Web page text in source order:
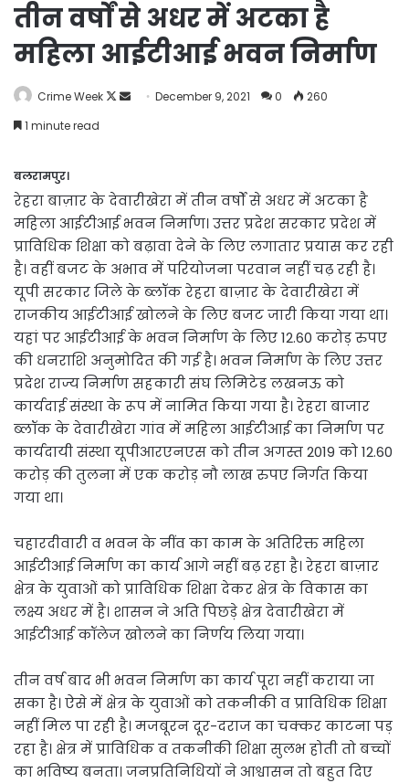
तीन वर्षों से अधर में अटका है
महिला आईटीआई भवन निर्माण
Crime Week
Follow
SendDecember 9, 2021 0
260
1 minute read
बलरामपुर।
रेहरा बाज़ार के देवारीखेरा में तीन वर्षों से अधर में अटका है
महिला आईटीआई भवन निर्माण। उत्तर प्रदेश सरकार प्रदेश में
प्राविधिक शिक्षा को बढ़ावा देने के लिए लगातार प्रयास कर रही
है। वहीं बजट के अभाव में परियोजना परवान नहीं चढ़ रही है।
यूपी सरकार जिले के ब्लॉक रेहरा बाज़ार के देवारीखेरा में
राजकीय आईटीआई खोलने के लिए बजट जारी किया गया था।
यहां पर आईटीआई के भवन निर्माण के लिए 12.60 करोड़ रुपए
की धनराशि अनुमोदित की गई है। भवन निर्माण के लिए उत्तर
प्रदेश राज्य निर्माण सहकारी संघ लिमिटेड लखनऊ को
कार्यदाई संस्था के रूप में नामित किया गया है। रेहरा बाजार
ब्लॉक के देवारीखेरा गांव में महिला आईटीआई का निर्माण पर
कार्यदायी संस्था यूपीआरएनएस को तीन अगस्त 2019 को 12.60
करोड़ की तुलना में एक करोड़ नौ लाख रुपए निर्गत किया
गया था।
चहारदीवारी व भवन के नींव का काम के अतिरिक्त महिला
आईटीआई निर्माण का कार्य आगे नहीं बढ़ रहा है। रेहरा बाज़ार
क्षेत्र के युवाओं को प्राविधिक शिक्षा देकर क्षेत्र के विकास का
लक्ष्य अधर में है। शासन ने अति पिछड़े क्षेत्र देवारीखेरा में
आईटीआई कॉलेज खोलने का निर्णय लिया गया।
तीन वर्ष बाद भी भवन निर्माण का कार्य पूरा नहीं कराया जा
सका है। ऐसे में क्षेत्र के युवाओं को तकनीकी व प्राविधिक शिक्षा
नहीं मिल पा रही है। मजबूरन दूर-दराज का चक्कर काटना पड़
रहा है। क्षेत्र में प्राविधिक व तकनीकी शिक्षा सुलभ होती तो बच्चों
का भविष्य बनता। जनप्रतिनिधियों ने आश्वासन तो बहुत दिए